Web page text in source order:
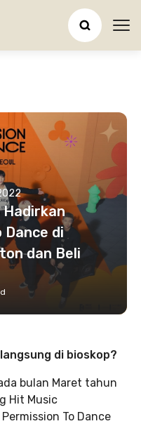
Hadirkan
Dance di
dan Beli
di bioskop?
bulan Maret tahun
Hit Music
To Dance